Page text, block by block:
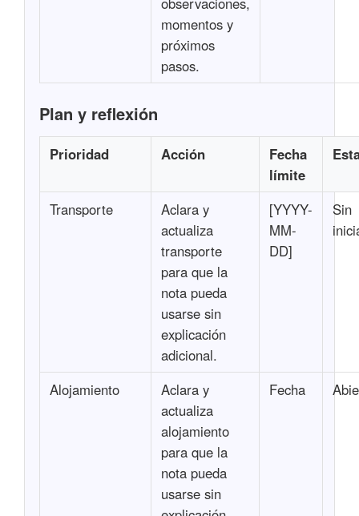
momentos y
próximos
pasos.
Plan y reflexión
Prioridad Acción
Fecha
límite
Transporte
Aclara y
actualiza
transporte
para que la
nota pueda
usarse sin
explicación
adicional.
[YYYY-
MM-
DD]
Sin
Alojamiento
Aclara y
actualiza
alojamiento
para que la
nota pueda
usarse sin
Fecha